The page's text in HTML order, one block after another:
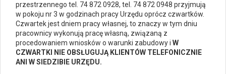
przestrzennego tel. 74 872 0928, tel. 74 872 0948 przyjmują
w pokoju nr 3 w godzinach pracy Urzędu oprócz czwartków.
Czwartek jest dniem pracy własnej, to znaczy w tym dniu
pracownicy wykonują pracę własną, związaną z
procedowaniem wniosków o warunki zabudowy i W
CZWARTKI NIE OBSŁUGUJĄ KLIENTÓW TELEFONICZNIE
ANI W SIEDZIBIE URZĘDU.